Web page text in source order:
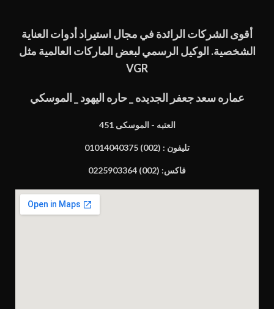
أقوى الشركات الرائدة في مجال استيراد أدوات العناية
الشخصية. الوكيل الرسمي لبعض الماركات العالمية مثل
VGR
عماره سعد جعفر الجديده _ حاره اليهود _ الموسكي
451 العتبه - الموسكى
تليفون : (002) 01014040375
فاكس: (002) 0225903364